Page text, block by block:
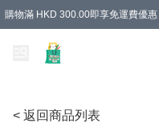
購物滿 HKD 300.00即享免運費優
< 返回商品列表